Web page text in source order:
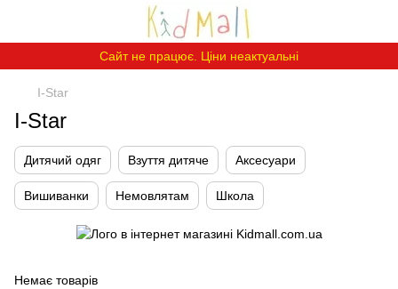
Сайт не працює. Ціни неактуальні
I-Star
I-Star
Дитячий одяг Взуття дитяче Аксесуари
Вишиванки Немовлятам Школа
Немає товарів